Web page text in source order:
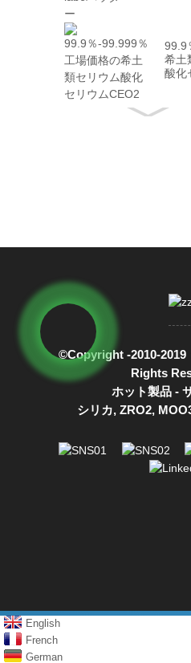
99.9
希土
酸化
©Copyright -2010-
Rights
ホット製品 -
シリカ, ZRO2,
English
French
German